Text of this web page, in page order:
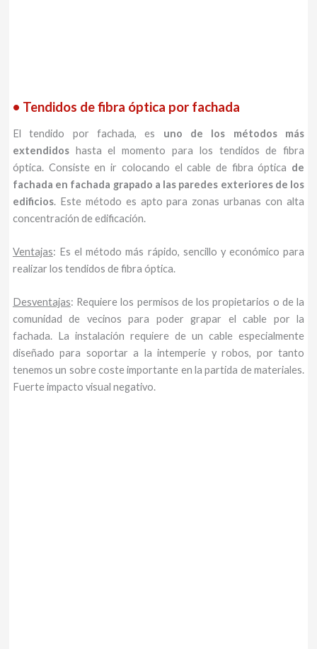
• Tendidos de fibra óptica por fachada
El tendido por fachada, es uno de los métodos más
extendidoshasta el momento para los tendidos de fibra
óptica. Consiste en ir colocando el cable de fibra óptica de
fachada en fachada grapado a las paredes exteriores de los
edificios. Este método es apto para zonas urbanas con alta
concentración de edificación.
Ventajas: Es el método más rápido, sencillo y económico para
realizar los tendidos de fibra óptica.
Desventajas: Requiere los permisos de los propietarios o de la
comunidad de vecinos para poder grapar el cable por la
fachada. La instalación requiere de un cable especialmente
diseñado para soportar a la intemperie y robos, por tanto
tenemos un sobre coste importante en la partida de materiales.
Fuerte impacto visual negativo.